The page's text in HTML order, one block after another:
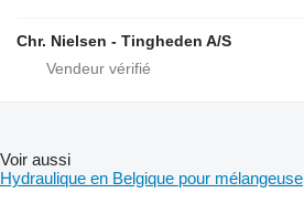
Chr. Nielsen - Tingheden A/S
Voir aussi
Hydraulique en Belgique pour mélangeuse